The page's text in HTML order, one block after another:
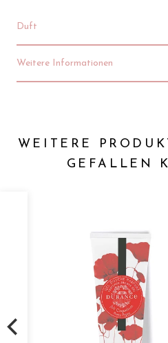
Duft
Weitere Informationen
WEITERE
GEFALLEN